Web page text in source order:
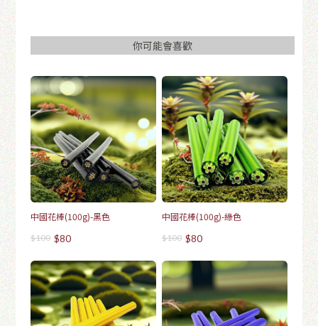
你可能會喜歡
中國花棒(100g)-黑色
$100 $80
中國花棒(100g)-綠色
$100 $80